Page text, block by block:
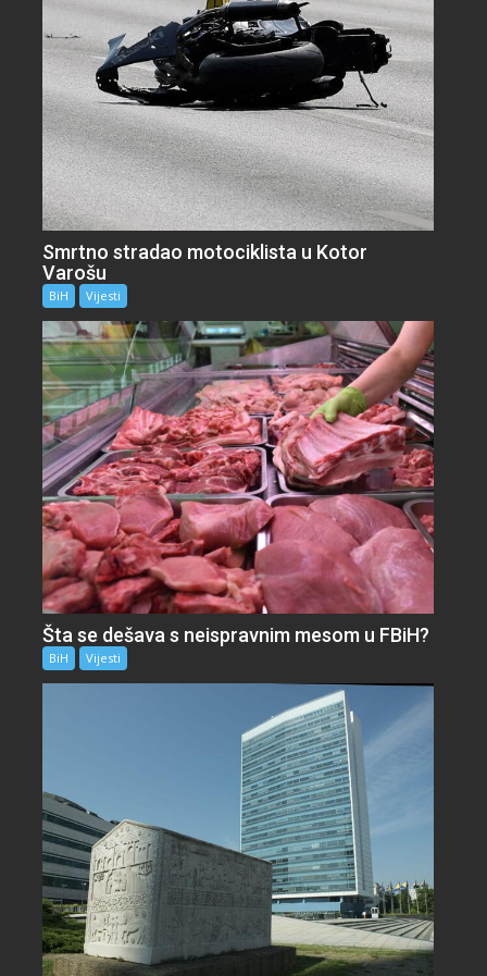
Smrtno stradao motociklista u Kotor
Varošu
BiH Vijesti
Šta se dešava s neispravnim mesom u FBiH?
BiH Vijesti